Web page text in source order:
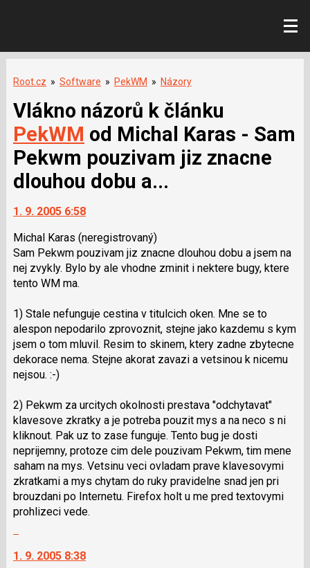
Root.cz » Software » PekWM » Názory
Vlákno názorů k článku
PekWM od Michal Karas - Sam
Pekwm pouzivam jiz znacne
dlouhou dobu a...
1. 9. 2005 6:58
Michal Karas (neregistrovaný)
Sam Pekwm pouzivam jiz znacne dlouhou dobu a jsem na
nej zvykly. Bylo by ale vhodne zminit i nektere bugy, ktere
tento WM ma.
1) Stale nefunguje cestina v titulcich oken. Mne se to
alespon nepodarilo zprovoznit, stejne jako kazdemu s kym
jsem o tom mluvil. Resim to skinem, ktery zadne zbytecne
dekorace nema. Stejne akorat zavazi a vetsinou k nicemu
nejsou. :-)
2) Pekwm za urcitych okolnosti prestava "odchytavat"
klavesove zkratky a je potreba pouzit mys a na neco s ni
kliknout. Pak uz to zase funguje. Tento bug je dosti
neprijemny, protoze cim dele pouzivam Pekwm, tim mene
saham na mys. Vetsinu veci ovladam prave klavesovymi
zkratkami a mys chytam do ruky pravidelne snad jen pri
brouzdani po Internetu. Firefox holt u me pred textovymi
prohlizeci vede.
další
1. 9. 2005 8:38